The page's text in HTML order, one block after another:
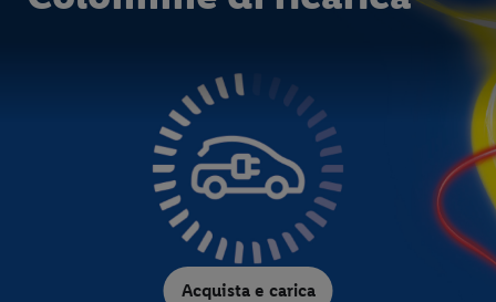
Acquista e carica